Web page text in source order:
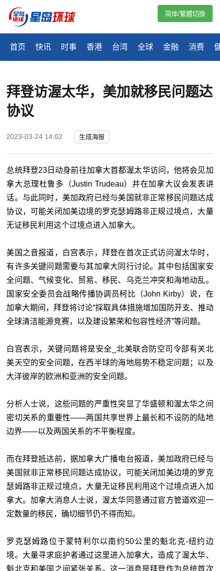
首页 快讯 时事 香港 台湾 全球 金融 消费
简体/繁體切換
拜登访渥太华，美加就移民问题达
协议
2023-03-24 14:02 生成海报
总统拜登23日动身前往加拿大首都渥太华访问，他将会见加
拿大总理杜鲁多（Justin Trudeau）并在加拿大议会发表讲
话。与此同时，美加政府已经与美国就非正常移民问题达成
协议，可能关闭加美边境的罗克瑟姆路非正规过境点，大量
无证移民利用这个过境点进入加拿大。
美国之音报道，白宫表示，拜登在首次正式访问渥太华时，
有许多关键问题需要与其加拿大同行讨论。其中包括国家安
全问题、气候变化、贸易、移民、乌克兰冲突和海地动乱。
国家安全委员会战略传播协调员柯比（John Kirby）说，在
加拿大期间，拜登将讨论“採取具体措施增加国防开支、推动
全球清洁能源竞赛，以及建设繁荣和包容性经济”等问题。
白宫表示，关键问题将是安全_北美联合防空司令部有关北
美天空的安全问题，在西半球的海地局势不稳定问题；以及
大洋彼岸的欧洲和亚洲的安全问题。
分析人士说，这些问题的严重性突显了华盛顿和渥太华之间
密切关系的重要性——两国共享世界上最长和不设防的陆地
边界——以及两国关系的不平衡程度。
而在拜登抵达前，据加拿大广播电台报道，美加政府已经与
美国就非正常移民问题达成协议，可能关闭加美边境的罗克
瑟姆路非正规过境点，大量无证移民利用这个过境点进入加
拿大。加拿大消息人士说，渥太华同意通过官方管道欢迎一
定数量的移民，确切细节仍不得而知。
罗克瑟姆路位于蒙特利尔以南约50公里的魁北克-纽约边
境。大量寻求庇护者通过这里进入加拿大，造成了渥太华、
魁北克和美国之间紧张关系。这一消息是拜登作为总统首次